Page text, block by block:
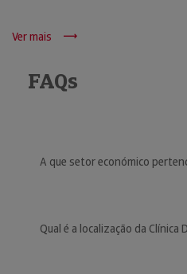
Ver mais
FAQs
A que setor económico
Qual é a localização da Clínica